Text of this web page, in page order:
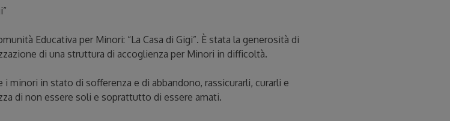
Educativa per Minori: “La Casa di Gigi”. È stata la generosità di
di una struttura di accoglienza per Minori in difficoltà.
minori in stato di sofferenza e di abbandono, rassicurarli, curarli e
di non essere soli e soprattutto di essere amati.